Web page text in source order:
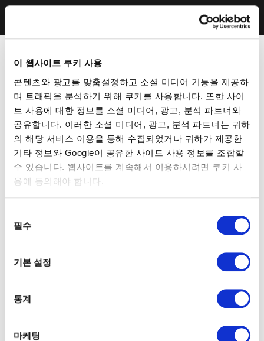
이 웹사이트 쿠키 사용
콘텐츠와 광고를 맞춤설정하고 소셜 미디어 기능을 제공하
며 트래픽을 분석하기 위해 쿠키를 사용합니다. 또한 사이
트 사용에 대한 정보를 소셜 미디어, 광고, 분석 파트너와
공유합니다. 이러한 소셜 미디어, 광고, 분석 파트너는 귀하
의 해당 서비스 이용을 통해 수집되었거나 귀하가 제공한
기타 정보와 Google이 공유한 사이트 사용 정보를 조합할
수 있습니다. 웹사이트를 계속해서 이용하시려면 쿠키 사
용에 동의해야 합니다.
필수
기본 설정
통계
마케팅